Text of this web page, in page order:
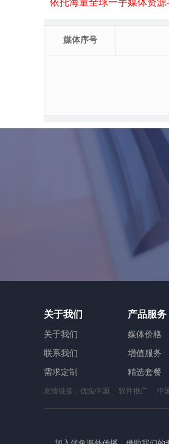
依托海量全球一手媒体资
媒体序号
关于我们
关于我们
联系我们
需求定制
产品服务
媒体价格
增值服务
精选套餐
友情链接： 优兔中国 软件推广 中